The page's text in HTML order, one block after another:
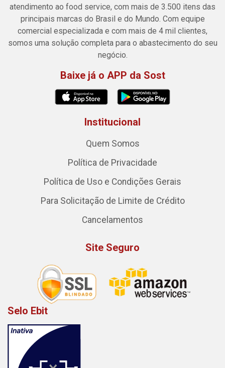
atendimento ao food service, com mais de 3.500 itens das
principais marcas do Brasil e do Mundo. Com equipe
comercial especializada e com mais de 4 mil clientes,
somos uma solução completa para o abastecimento do seu
negócio.
Baixe já o APP da Sost
Institucional
Quem Somos
Política de Privacidade
Política de Uso e Condições Gerais
Para Solicitação de Limite de Crédito
Cancelamentos
Site Seguro
Selo Ebit